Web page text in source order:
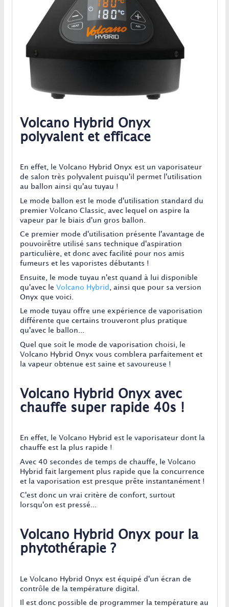
Volcano Hybrid Onyx
polyvalent et efficace
En effet, le Volcano Hybrid Onyx est un vaporisateur
de salon très polyvalent puisqu'il permet l'utilisation
au ballon ainsi qu'au tuyau !
Le mode ballon est le mode d'utilisation standard du
premier Volcano Classic, avec lequel on aspire la
vapeur par le biais d'un gros ballon.
Ce premier mode d'utilisation présente l'avantage de
pouvoirêtre utilisé sans technique d'aspiration
particulière, et donc avec facilité pour nos amis
fumeurs et les vaporistes débutants !
Ensuite, le mode tuyau n'est quand à lui disponible
qu'avec le Volcano Hybrid
, ainsi que pour sa version
Onyx que voici.
Le mode tuyau offre une expérience de vaporisation
différente que certains trouveront plus pratique
qu'avec le ballon...
Quel que soit le mode de vaporisation choisi, le
Volcano Hybrid Onyx vous comblera parfaitement et
la vapeur obtenue est saine et savoureuse !
Volcano Hybrid Onyx avec
chauffe super rapide 40s !
En effet, le Volcano Hybrid est le vaporisateur dont la
chauffe est la plus rapide !
Avec 40 secondes de temps de chauffe, le Volcano
Hybrid fait largement plus rapide que la concurrence
et la vaporisation est presque prête instantanément !
C'est donc un vrai critère de confort, surtout
lorsqu'on est pressé...
Volcano Hybrid Onyx pour la
phytothérapie ?
Le Volcano Hybrid Onyx est équipé d'un écran de
contrôle de la température digital.
Il est donc possible de programmer la température au